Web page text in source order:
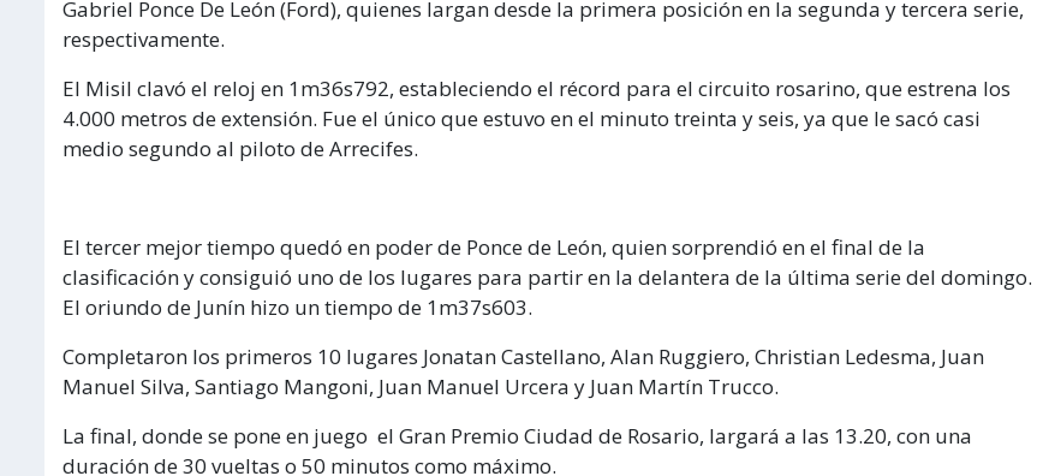
Gabriel Ponce De León (Ford), quienes largan desde la primera posición en la segunda y tercera serie,
respectivamente.
El Misil clavó el reloj en 1m36s792, estableciendo el récord para el circuito rosarino, que estrena los
4.000 metros de extensión. Fue el único que estuvo en el minuto treinta y seis, ya que le sacó casi
medio segundo al piloto de Arrecifes.
El tercer mejor tiempo quedó en poder de Ponce de León, quien sorprendió en el final de la
clasificación y consiguió uno de los lugares para partir en la delantera de la última serie del domingo.
El oriundo de Junín hizo un tiempo de 1m37s603.
Completaron los primeros 10 lugares Jonatan Castellano, Alan Ruggiero, Christian Ledesma, Juan
Manuel Silva, Santiago Mangoni, Juan Manuel Urcera y Juan Martín Trucco.
La final, donde se pone en juego el Gran Premio Ciudad de Rosario, largará a las 13.20, con una
duración de 30 vueltas o 50 minutos como máximo.